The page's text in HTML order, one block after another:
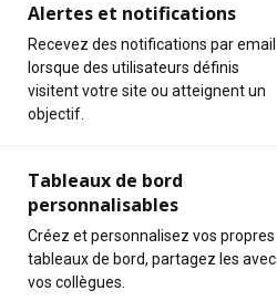
Alertes et notifications
Recevez des notifications par email
lorsque des utilisateurs définis
visitent votre site ou atteignent un
objectif.
Tableaux de bord
personnalisables
Créez et personnalisez vos propres
tableaux de bord, partagez les avec
vos collègues.